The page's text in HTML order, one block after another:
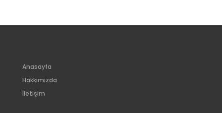
Anasayfa
Hakkımızda
İletişim